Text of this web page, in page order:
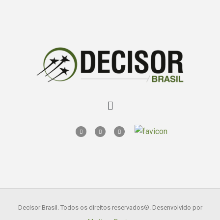
Decisor Brasil. Todos os direitos reservados®. Desenvolvido por